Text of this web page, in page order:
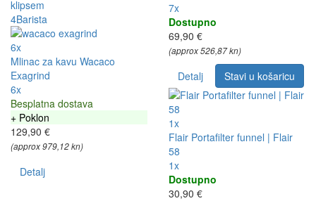
6x
Mlinac za kavu Wacaco
Exagrind
6x
Besplatna dostava
+ Poklon
129,90 €
(approx 979,12 kn)
Detalj
7x
Dostupno
69,90 €
(approx 526,87 kn)
Detalj Stavi u košaricu
1x
Flair Portafilter funnel | Flair
58
1x
Dostupno
30,90 €